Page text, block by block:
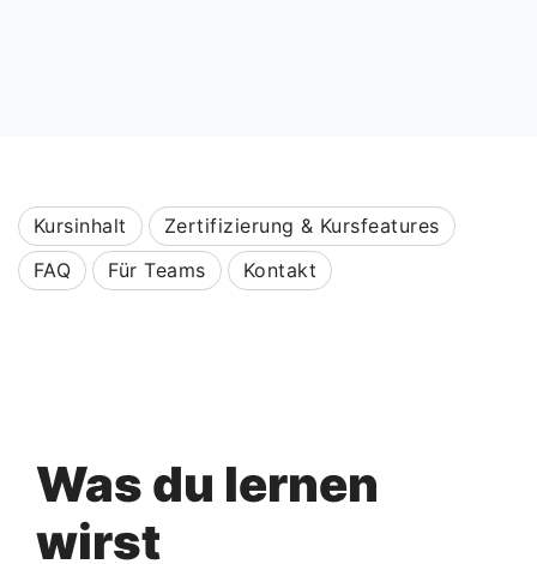
Kursinhalt
Zertifizierung & Kursfeatures
FAQ
Für Teams Kontakt
Was du lernen
wirst